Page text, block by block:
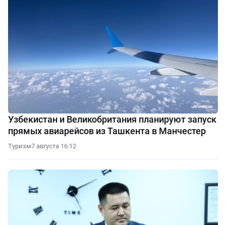
Узбекистан и Великобритания планируют запуск
прямых авиарейсов из Ташкента в Манчестер
Туризм7 августа 16:12